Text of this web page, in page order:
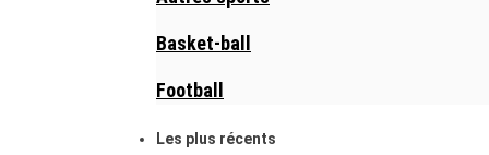
Basket-ball
Football
Les plus récents